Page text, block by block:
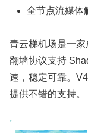
全节点流媒体
青云梯机场是一家
翻墙协议支持
速，稳定可靠。
提供不错的支持。